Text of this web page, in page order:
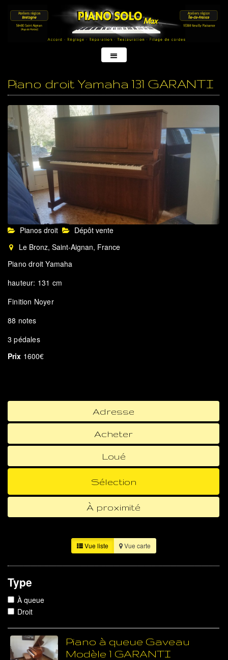
Piano droit Yamaha 131 GARANTI
Pianos droit
Dépôt vente
Le Bronz, Saint-Aignan, France
Piano droit Yamaha
hauteur: 131 cm
Finition Noyer
88 notes
3 pédales
Prix 1600€
Adresse
Acheter
Loué
Sélection
À proximité
Vue liste Vue carte
Type
À queue
Droit
Piano à queue Gaveau
Modèle 1 GARANTI